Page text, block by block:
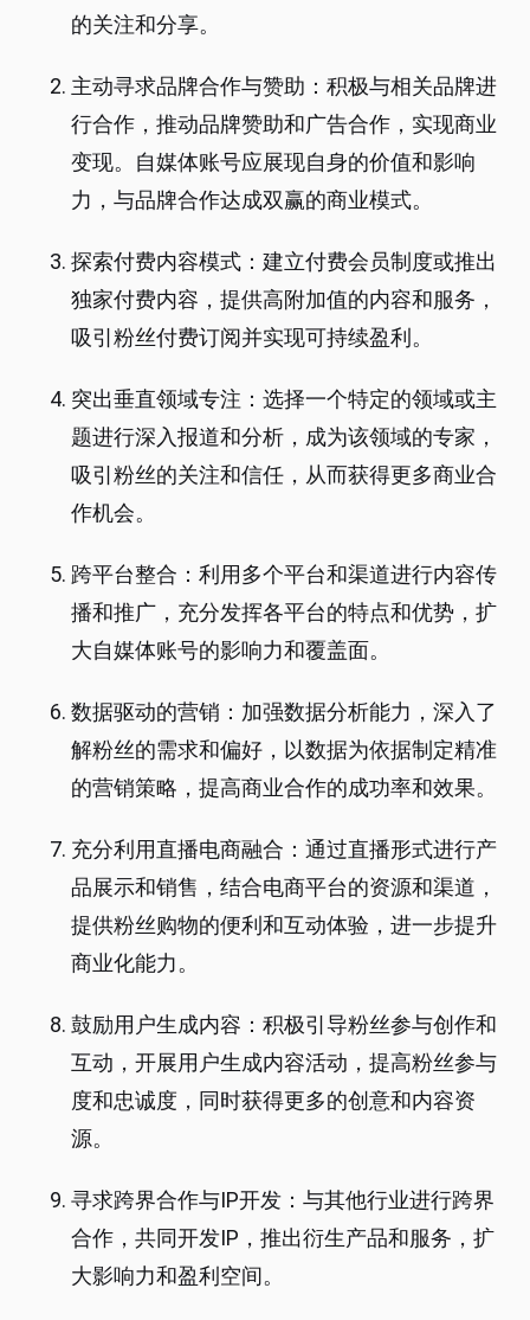
的关注和分享。
主动寻求品牌合作与赞助：积极与相关品牌进
行合作，推动品牌赞助和广告合作，实现商业
变现。自媒体账号应展现自身的价值和影响
力，与品牌合作达成双赢的商业模式。
探索付费内容模式：建立付费会员制度或推出
独家付费内容，提供高附加值的内容和服务，
吸引粉丝付费订阅并实现可持续盈利。
突出垂直领域专注：选择一个特定的领域或主
题进行深入报道和分析，成为该领域的专家，
吸引粉丝的关注和信任，从而获得更多商业合
作机会。
跨平台整合：利用多个平台和渠道进行内容传
播和推广，充分发挥各平台的特点和优势，扩
大自媒体账号的影响力和覆盖面。
数据驱动的营销：加强数据分析能力，深入了
解粉丝的需求和偏好，以数据为依据制定精准
的营销策略，提高商业合作的成功率和效果。
充分利用直播电商融合：通过直播形式进行产
品展示和销售，结合电商平台的资源和渠道，
提供粉丝购物的便利和互动体验，进一步提升
商业化能力。
鼓励用户生成内容：积极引导粉丝参与创作和
互动，开展用户生成内容活动，提高粉丝参与
度和忠诚度，同时获得更多的创意和内容资
源。
寻求跨界合作与IP开发：与其他行业进行跨界
合作，共同开发IP，推出衍生产品和服务，扩
大影响力和盈利空间。